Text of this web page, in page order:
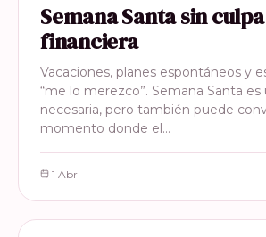
Semana Santa sin culpa
financiera
Vacaciones, planes espontáneos y
“me lo merezco”. Semana Santa es
necesaria, pero también puede
momento donde el…
1 Abr